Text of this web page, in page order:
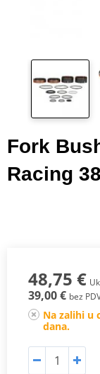
Fork
Racing
48,75 €
39,00 € bez
Na zalihi u
dana.